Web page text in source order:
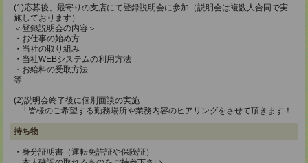
(1)応募後、最寄りの支店にて登録説明会に参加（説明会は複数人合同で実
施しております）
＜登録説明会の内容＞
・お仕事の始め方
・当社の取り組み
・当社WEBシステムの利用方法
・お給料の受取方法
等
(2)説明会終了後に個別面談の実施
└皆様のご希望する勤務場所や業務内容のヒアリングをさせて頂きます！
持ち物
・身分証明書（運転免許証や保険証）